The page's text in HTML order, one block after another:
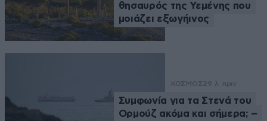
θησαυρός της Υεμένης που
μοιάζει εξωγήινος
ΚΟΣΜΟΣ29 λ. πριν
Συμφωνία για τα Στενά του
Ορμούζ ακόμα και σήμερα; –